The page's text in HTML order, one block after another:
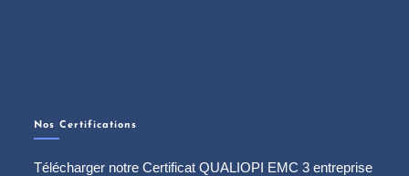
Nos Certifications
Télécharger notre Certificat QUALIOPI EMC 3 entreprise